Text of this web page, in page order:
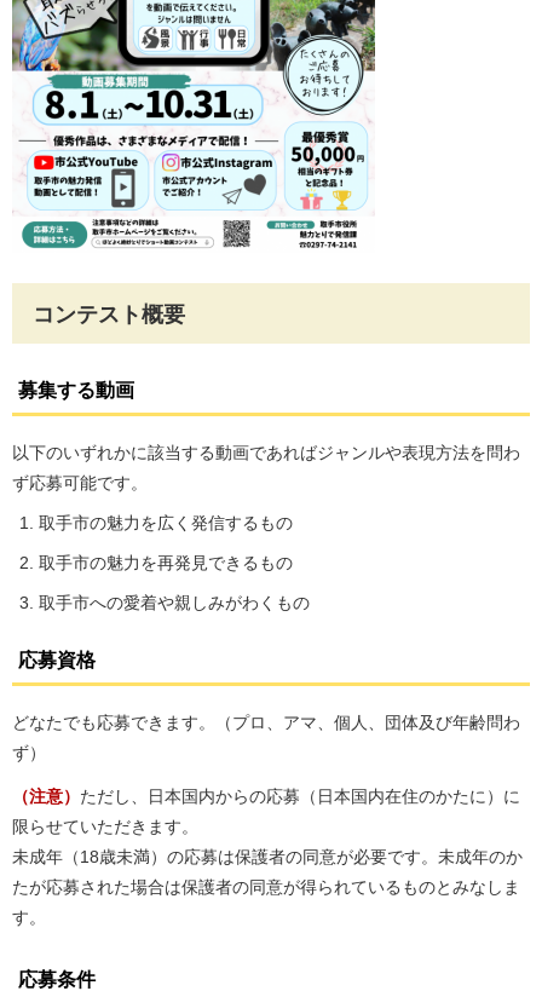
コンテスト概要
募集する動画
以下のいずれかに該当する動画であればジャンルや表現方法を問わ
ず応募可能です。
取手市の魅力を広く発信するもの
取手市の魅力を再発見できるもの
取手市への愛着や親しみがわくもの
応募資格
どなたでも応募できます。（プロ、アマ、個人、団体及び年齢問わ
ず）
（注意） ただし、日本国内からの応募（日本国内在住のかたに）に
限らせていただきます。
未成年（18歳未満）の応募は保護者の同意が必要です。未成年のか
たが応募された場合は保護者の同意が得られているものとみなしま
す。
応募条件